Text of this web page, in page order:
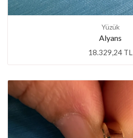
Yüzük
Alyans
18.329,24 TL